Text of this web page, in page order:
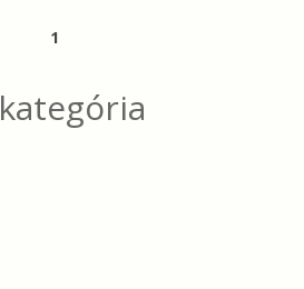
1
kategória